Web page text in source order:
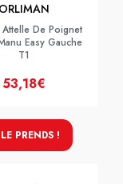
ORLIMAN
Attelle De Poignet
Easy Gauche
T1
53,18€
LE PRENDS !